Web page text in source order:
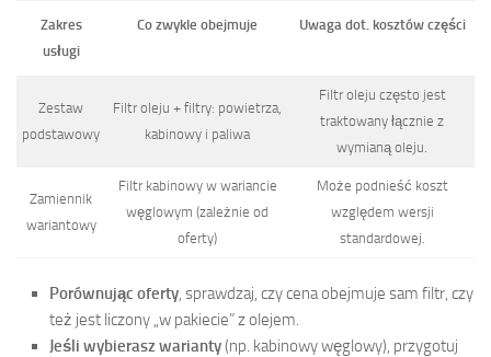
Zakres
usługi
Co zwykle obejmuje Uwaga dot. kosztów części
Zestaw
podstawowy
Filtr oleju + filtry: powietrza,
kabinowy i paliwa
Filtr oleju często jest
traktowany łącznie z
wymianą oleju.
Zamiennik
wariantowy
Filtr kabinowy w wariancie
węglowym (zależnie od
oferty)
Może podnieść koszt
względem wersji
standardowej.
Porównując oferty , sprawdzaj, czy cena obejmuje sam filtr, czy
też jest liczony „w pakiecie” z olejem.
Jeśli wybierasz warianty(np. kabinowy węglowy), przygotuj